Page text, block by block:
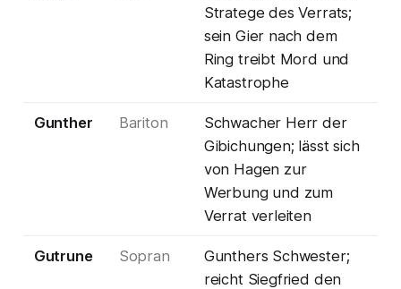
Stratege des Verrats;
sein Gier nach dem
Ring treibt Mord und
Katastrophe
Gunther Bariton
Schwacher Herr der
Gibichungen; lässt sich
von Hagen zur
Werbung und zum
Verrat verleiten
Gutrune Sopran
Gunthers Schwester;
reicht Siegfried den